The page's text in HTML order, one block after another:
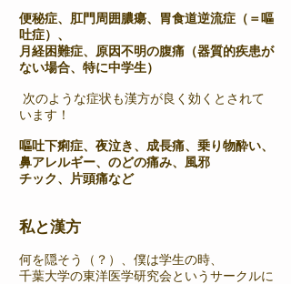
便秘症、肛門周囲膿瘍、胃食道逆流症（＝嘔
吐症）、
月経困難症、原因不明の腹痛（器質的疾患が
ない場合、特に中学生）
次のような症状も漢方が良く効くとされて
います！
嘔吐下痢症、夜泣き、成長痛、乗り物酔い、
鼻アレルギー、のどの痛み、風邪
チック、片頭痛など
私と漢方
何を隠そう（？）、僕は学生の時、
千葉大学の東洋医学研究会というサークルに